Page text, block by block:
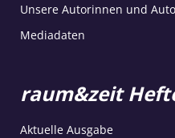
Unsere Autorinnen und
Mediadaten
raum&zeit
Aktuelle Ausgabe